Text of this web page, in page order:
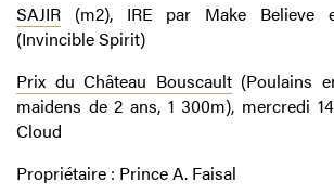
SAJIR (m2), IRE par Make Believe
(Invincible Spirit)
Prix du Château Bouscault(Poulains
maidens de 2 ans, 1 300m), mercredi
Cloud
Propriétaire : Prince A. Faisal